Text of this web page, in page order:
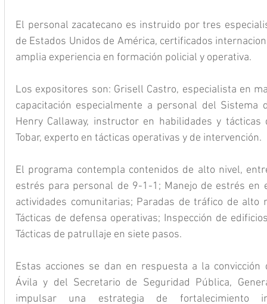
El personal zacatecano es instruido por tres
de Estados Unidos de América, certificados
amplia experiencia en formación policial y operativa.
Los expositores son: Grisell Castro, especialista en
capacitación especialmente a personal del Sistema
Henry Callaway, instructor en habilidades y
Tobar, experto en tácticas operativas y de intervención.
El programa contempla contenidos de alto nivel,
estrés para personal de 9-1-1; Manejo de estrés en
actividades comunitarias; Paradas de tráfico de alto
Tácticas de defensa operativas; Inspección de
Tácticas de patrullaje en siete pasos.
Estas acciones se dan en respuesta a la convicción
Ávila y del Secretario de Seguridad Pública,
impulsar una estrategia de fortalecimiento